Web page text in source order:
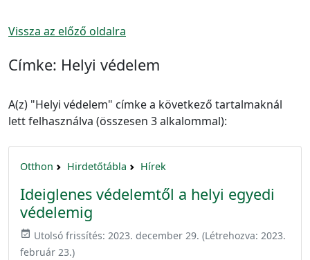
Vissza az előző oldalra
Címke: Helyi védelem
A(z) "Helyi védelem" címke a következő tartalmaknál
lett felhasználva (összesen 3 alkalommal):
Otthon Hirdetőtábla Hírek
Ideiglenes védelemtől a helyi egyedi
védelemig
event_available Utolsó frissítés: 2023. december 29. (Létrehozva: 2023.
február 23.)